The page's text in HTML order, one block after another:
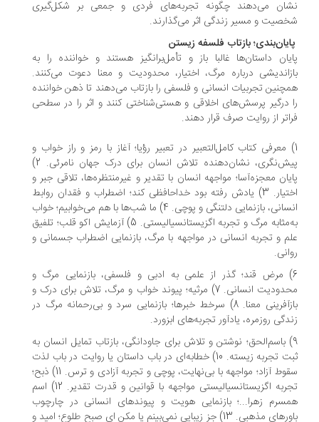
می‌دهند چگونه تجربه‌های فردی و جمعی بر شکل‌گیری
و مسیر زندگی اثر می‌گذارند.
بازتاب فلسفه زیستن
داستان‌ها غالبا باز و تأمل‌برانگیز هستند و خواننده را به
درباره‌ مرگ، اختیار، محدودیت و معنا دعوت می‌کنند.
تجربیات انسانی و فلسفی را بازتاب می‌دهند تا ذهن خواننده
درگیر پرسش‌های اخلاقی و هستی‌شناختی ‌کنند و اثر را در سطحی
از روایت صرف قرار دهند.
معرفی کتاب کامل‌التعبیر در تعبیر رؤیا؛ آغاز با رمز و راز خواب و
پیش‌نگری، نشان‌دهنده تلاش انسان برای درک جهان نامرئی. 2)
معجزه‌آسا؛ مواجهه‌ انسان با تقدیر و غیرمنتظره‌ها، تلاقی جبر و
اختیار. 3) یادش رفته بود خداحافظی کند؛ اضطراب و فقدان روابط
انسانی، بازنمایی دلتنگی و پوچی. 4) ما شب‌ها با هم می‌خوابیم؛ خواب
به‌مثابه‌‌ مرگ و تجربه‌ اگزیستانسیالیستی. 5) آزمایش اکو قلب؛ تلفیق
و تجربه انسانی در مواجهه با مرگ، بازنمایی اضطراب جسمانی و
6) مرض قند؛ گذر از علمی به ادبی و فلسفی، بازنمایی مرگ و
محدودیت انسانی. 7) مرثیه؛ پیوند خواب و مرگ، تلاش برای درک و
بازآفرینی معنا. 8) سرخط خبرها؛ بازنمایی سرد و بی‌رحمانه مرگ در
روزمره، یادآور تجربه‌های ابزورد.
9) باسم‌الحق؛ نوشتن و تلاش برای جاودانگی، بازتاب تمایل انسان به
ثبت تجربه زیسته. 10) خطابه‌ای در باب داستان یا روایت در باب لذت
سقوط آزاد؛ مواجهه با بی‌نهایت، پوچی و تجربه آزادی و ترس. 11) ذبح؛
تجربه اگزیستانسیالیستی مواجهه با قوانین و قدرت تقدیر. 12) اسم
زهرا...؛ بازنمایی هویت و پیوندهای انسانی در چارچوب
باورهای مذهبی. 13) جز زیبایی نمی‌بینم یا مکن ای صبح طلوع؛ امید و